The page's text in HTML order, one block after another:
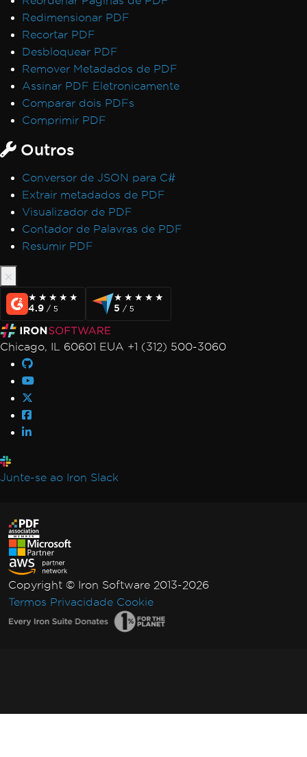
Redimensionar PDF
Recortar PDF
Desbloquear PDF
Remover Metadados de PDF
Assinar PDF Eletronicamente
Comparar dois PDFs
Comprimir PDF
Outros
Conversor de JSON para C#
Extrair metadados de PDF
Visualizador de PDF
Contador de Palavras de PDF
Resumir PDF
★★★★★
★★★★★
4.9 / 5
★★★★★
★★★★★
5 / 5
Chicago, IL 60601 EUA +1 (312) 500-3060
Junte-se ao Iron Slack
Copyright © Iron Software 2013-2026
Termos Privacidade Cookie